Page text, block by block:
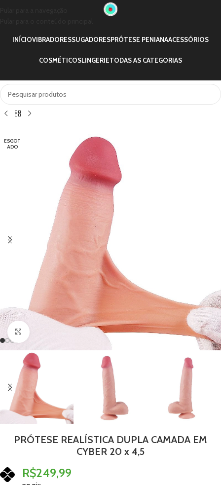
INÍCIOVIBRADORESSUGADORESPRÓTESE PENIANAACESSÓRIOS
COSMÉTICOSLINGERIETODAS AS CATEGORIAS
ESGOT
ADO
Clique para ampliar
PRÓTESE REALÍSTICA DUPLA CAMADA EM
CYBER 20 x 4,5
R$249,99